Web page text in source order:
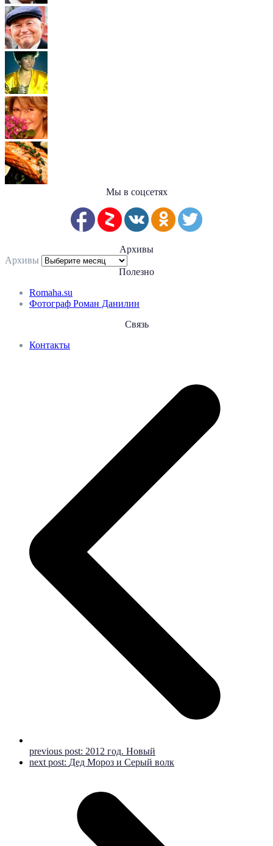
Мы в соцсетях
Архивы
Архивы
Полезно
Romaha.su
Фотограф Роман Данилин
Связь
Контакты
previous post: 2012 год. Новый
next post: Дед Мороз и Серый волк